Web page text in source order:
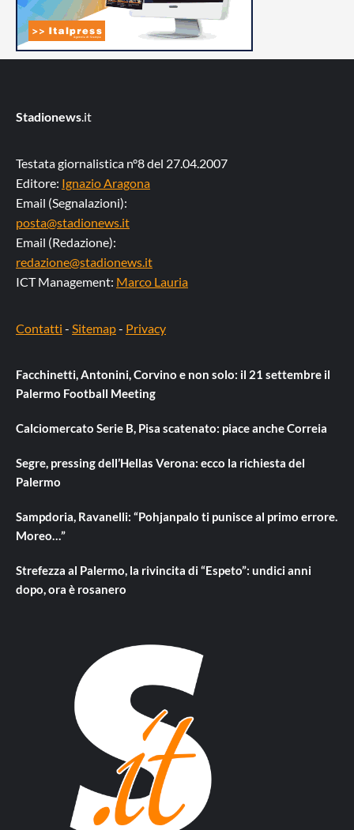
Stadionews.it
Testata giornalistica n°8 del 27.04.2007
Editore: Ignazio Aragona
Email (Segnalazioni):
posta@stadionews.it
Email (Redazione):
redazione@stadionews.it
ICT Management: Marco Lauria
Contatti - Sitemap- Privacy
Facchinetti, Antonini, Corvino e non solo: il 21 settembre il
Palermo Football Meeting
Calciomercato Serie B, Pisa scatenato: piace anche Correia
Segre, pressing dell’Hellas Verona: ecco la richiesta del
Palermo
Sampdoria, Ravanelli: “Pohjanpalo ti punisce al primo errore.
Moreo…”
Strefezza al Palermo, la rivincita di “Espeto”: undici anni
dopo, ora è rosanero